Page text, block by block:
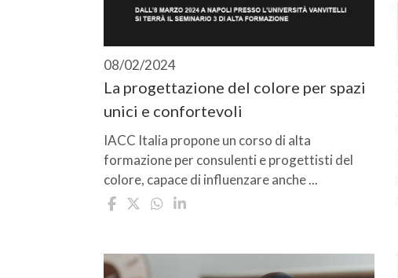
08/02/2024
La progettazione del colore per spazi
unici e confortevoli
IACC Italia propone un corso di alta
formazione per consulenti e progettisti del
colore, capace di influenzare anche ...